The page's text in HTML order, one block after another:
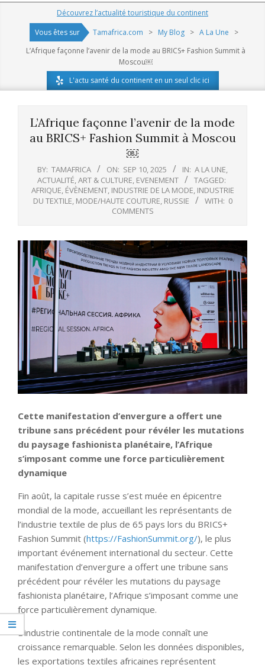
Navigation
Découvrez l’actualité touristique du continent
Vous êtes sur
Tamafrica.com > My Blog > A La Une
>
L’Afrique façonne l’avenir de la mode au BRICS+ Fashion Summit à
Moscou￼
L'actu santé du continent en un seul clic ici
L’Afrique façonne l’avenir de la mode
au BRICS+ Fashion Summit à Moscou
￼
BY: TAMAFRICA ON: SEP 10, 2025 IN: A LA UNE,
ACTUALITÉ,ART & CULTURE, EVENEMENT
TAGGED:
AFRIQUE, ÉVÈNEMENT, INDUSTRIE DE LA MODE, INDUSTRIE
DU TEXTILE, MODE/HAUTE COUTURE, RUSSIE WITH: 0
COMMENTS
Cette manifestation d’envergure a offert une
tribune sans précédent pour révéler les mutations
du paysage fashionista planétaire, l’Afrique
s’imposant comme une force particulièrement
dynamique
Fin août, la capitale russe s’est muée en épicentre
mondial de la mode, accueillant les représentants de
l’industrie textile de plus de 65 pays lors du BRICS+
Fashion Summit (https://FashionSummit.org/), le plus
important événement international du secteur. Cette
manifestation d’envergure a offert une tribune sans
précédent pour révéler les mutations du paysage
fashionista planétaire, l’Afrique s’imposant comme une
force particulièrement dynamique.
L’industrie continentale de la mode connaît une
croissance remarquable. Selon les données disponibles,
les exportations textiles africaines représentent